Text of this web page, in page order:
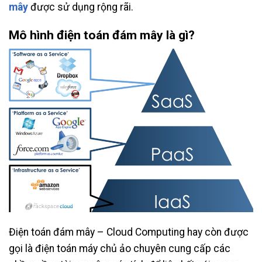
mây được sử dụng rộng rãi.
Mô hình điện toán đám mây là gì?
Điện toán đám mây – Cloud Computing hay còn được
gọi là điện toán máy chủ ảo chuyên cung cấp các